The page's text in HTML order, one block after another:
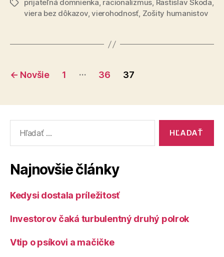
Značkyprijateľná domnienka, racionalizmus, Rastislav Škoda,
viera bez dôkazov,vierohodnosť, Zošity humanistov
Stránkovanie
← Novšie 1 … 36 37
Najnovšie články
Kedysi dostala príležitosť
Investorov čaká turbulentný druhý polrok
Vtip o psíkovi a mačičke